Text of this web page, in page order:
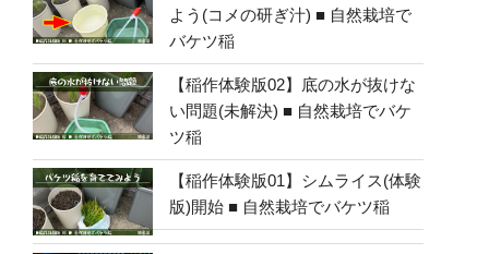
よう(コメの研ぎ汁) ■ 自然栽培で
バケツ稲
【稲作体験版02】底の水が抜けな
い問題(未解決) ■ 自然栽培でバケ
ツ稲
【稲作体験版01】シムライス(体験
版)開始 ■ 自然栽培でバケツ稲